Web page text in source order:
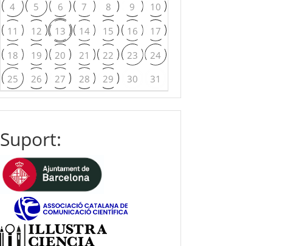
4
5 6 7 8 9
10
11
12 13 14 15 16
17
18
19 20 21 22 23
24
25
26 27 28 29 30 31
Suport: